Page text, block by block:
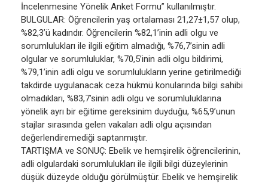
İncelenmesine Yönelik Anket Formu” kullanılmıştır.
BULGULAR: Öğrencilerin yaş ortalaması 21,27±1,57 olup,
%82,3’ü kadındır. Öğrencilerin %82,1’inin adli olgu ve
sorumlulukları ile ilgili eğitim almadığı, %76,7’sinin adli
olgular ve sorumluluklar, %70,5’inin adli olgu bildirimi,
%79,1’inin adli olgu ve sorumlulukların yerine getirilmediği
takdirde uygulanacak ceza hükmü konularında bilgi sahibi
olmadıkları, %83,7’sinin adli olgu ve sorumluluklarına
yönelik ayrı bir eğitime gereksinim duyduğu, %65,9’unun
stajlar sırasında gelen vakaları adli olgu açısından
değerlendiremediği saptanmıştır.
TARTIŞMA ve SONUÇ: Ebelik ve hemşirelik öğrencilerinin,
adli olgulardaki sorumlulukları ile ilgili bilgi düzeylerinin
düşük düzeyde olduğu görülmüştür. Ebelik ve hemşirelik